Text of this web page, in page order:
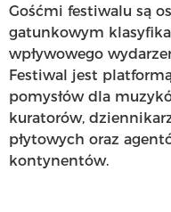
Gośćmi festiwalu są
gatunkowym
wpływowego
Festiwal jest
pomysłów dla
kuratorów,
płytowych oraz
kontynentów.